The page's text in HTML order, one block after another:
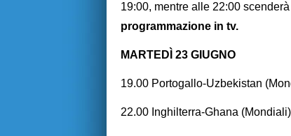
19:00, mentre alle 22:00
programmazione in tv.
MARTEDÌ 23 GIUGNO
19.00 Portogallo-Uzbekistan
22.00 Inghilterra-Ghana